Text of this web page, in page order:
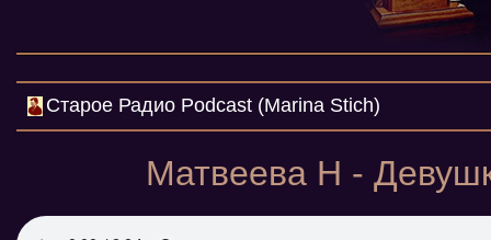
Cтарое Радио Podcast (Marina Stich)
Матвеева Н -